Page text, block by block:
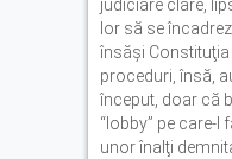
judiciare clare,
lor să se
însăşi
proceduri, însă,
început, doar că
“lobby” pe care-l
unor înalţi